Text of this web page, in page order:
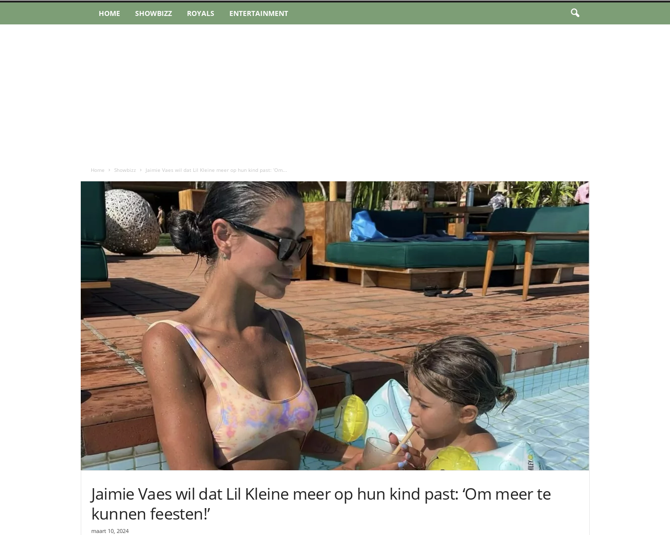
HOME SHOWBIZZ ROYALS ENTERTAINMENT
Home Showbizz Jaimie Vaes wil dat Lil Kleine meer op hun kind past: ‘Om...
Jaimie Vaes wil dat Lil Kleine meer op hun kind past: ‘Om meer te
kunnen feesten!’
maart 10, 2024